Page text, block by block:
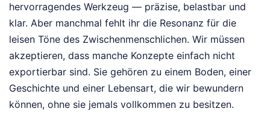
hervorragendes Werkzeug — präzise, belastbar und
klar. Aber manchmal fehlt ihr die Resonanz für die
leisen Töne des Zwischenmenschlichen. Wir müssen
akzeptieren, dass manche Konzepte einfach nicht
exportierbar sind. Sie gehören zu einem Boden, einer
Geschichte und einer Lebensart, die wir bewundern
können, ohne sie jemals vollkommen zu besitzen.